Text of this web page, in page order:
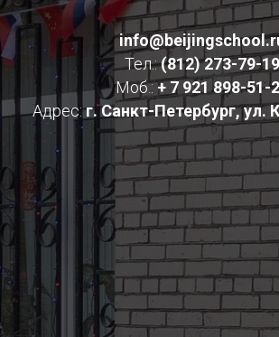
Тел.:(812) 273-79-19
Моб.:+ 7 921 898-51-
Адрес: г. Санкт-Петербург, ул.